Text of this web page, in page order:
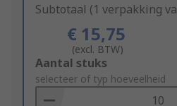
Subtotaal (1 verpakking
€ 15,75
(excl. BTW)
Add
to
Basket
Aantal stuks
selecteer of typ hoeveelheid